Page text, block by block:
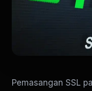
Pemasangan SSL